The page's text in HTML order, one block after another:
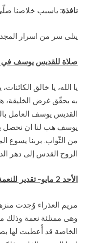
نافذة: ياسبب خلاصنا صلّي
يتلى سر من اسرار المجد
صلاة للقديس يوسف في
يا الله، يا خالق
به يحقّق غرض الخليقة،
القديس يوسف العامل
يوسف هب لنا ان نحصل
من الثّواب. بربنا يسوع
الروح القدس إلى دهر
الأحد 2 مايو- تقدير للنعمة المقدسة
مريم العذراء وُجدت
وهى ممتلئة نعمة وذلك
الخاصة قد أُعطيت لها